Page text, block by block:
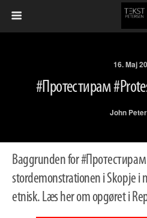
16. Maj
#Протестирам
John
Baggrunden for
stordemonstrationen i Skopje i
etnisk. Læs her om opgøret i